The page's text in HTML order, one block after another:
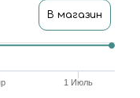
В магазин
1 Июль